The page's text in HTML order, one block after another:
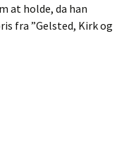
at holde, da han
fra ”Gelsted, Kirk og
fylder 75